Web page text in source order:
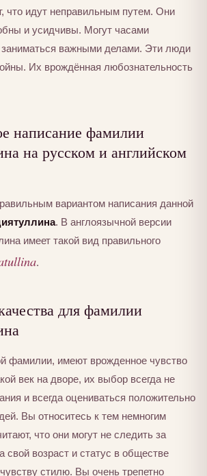
что идут неправильным путем. Они
и усидчивы. Могут часами
заниматься важными делами. Эти люди
Их врождённая любознательность
написание фамилии
на русском и английском
вариантом написания данной
. В англоязычной версии
имеет такой вид правильного
.
для фамилии
фамилии, имеют врожденное чувство
век на дворе, их выбор всегда не
и всегда оцениваться положительно
Вы относитесь к тем немногим
что они могут не следить за
свой возраст и статус в обществе
стилю. Вы очень трепетно